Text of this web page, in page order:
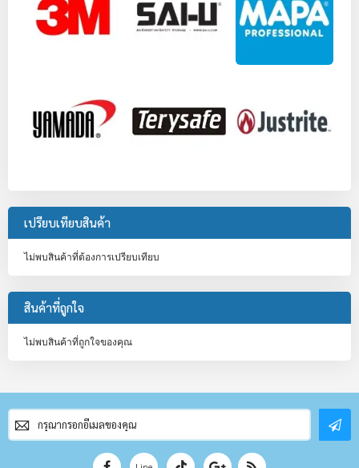
เปรียบเทียบสินค้า
ไม่พบสินค้าที่ต้องการเปรียบเทียบ
สินค้าที่ถูกใจ
ไม่พบสินค้าที่ถูกใจของคุณ
สมัคร
สมาชิก
จดหมาย